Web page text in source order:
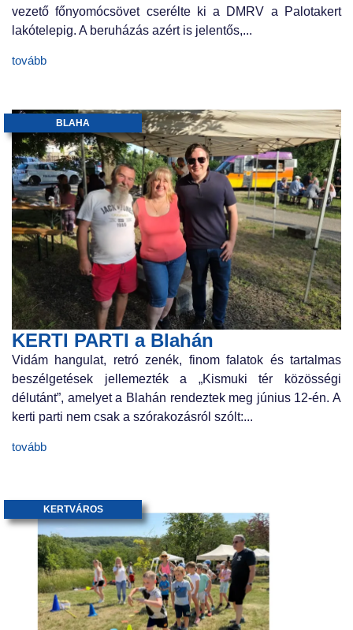
vezető főnyomócsövet cserélte ki a DMRV a Palotakert
lakótelepig. A beruházás azért is jelentős,...
tovább
KERTI PARTI a Blahán
BLAHA
Vidám hangulat, retró zenék, finom falatok és tartalmas
beszélgetések jellemezték a „Kismuki tér közösségi
délutánt”, amelyet a Blahán rendeztek meg június 12-én. A
kerti parti nem csak a szórakozásról szólt:...
tovább
KERTVÁROS